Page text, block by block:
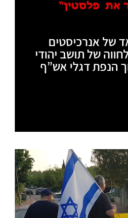
של אנרכיסטים
של תושב יהודי
הנפת דגלי אש”ף